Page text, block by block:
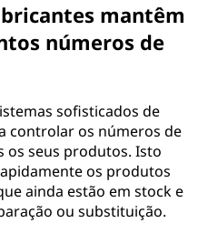
mantêm
números de
sofisticados de
controlar os números de
os seus produtos. Isto
os produtos
ainda estão em stock e
ou substituição.